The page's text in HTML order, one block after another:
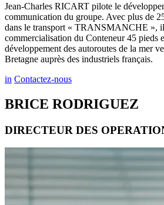
Jean-Charles RICART pilote le
communication du groupe. Avec plus de
dans le transport « TRANSMANCHE »,
commercialisation du Conteneur 45 pieds
développement des autoroutes de la mer
Bretagne auprès des industriels français.
in Contactez-nous
BRICE RODRIGUEZ
DIRECTEUR DES